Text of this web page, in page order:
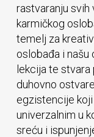
rastvaranju
karmičkog
temelj za
oslobađa i našu
lekcija te
duhovno
egzistencije koji
univerzalnim u
sreću i